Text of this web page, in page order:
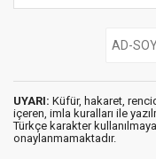
UYARI: Küfür, hakaret,
içeren, imla kuralları ile
Türkçe karakter
onaylanmamaktadır.